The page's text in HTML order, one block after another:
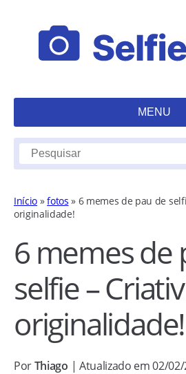
MENU
Início »fotos » 6 memes de pau de
originalidade!
6 memes de
selfie –
originalidade!
PorThiago | Atualizado em 02/